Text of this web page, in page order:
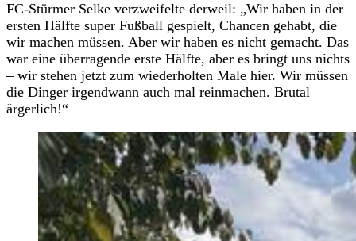
FC-Stürmer Selke verzweifelte derweil: „Wir haben in der
ersten Hälfte super Fußball gespielt, Chancen gehabt, die
wir machen müssen. Aber wir haben es nicht gemacht. Das
war eine überragende erste Hälfte, aber es bringt uns nichts
– wir stehen jetzt zum wiederholten Male hier. Wir müssen
die Dinger irgendwann auch mal reinmachen. Brutal
ärgerlich!“